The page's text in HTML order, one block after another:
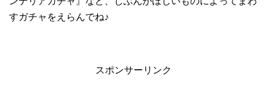
すガチャをえらんでね♪
スポンサーリンク